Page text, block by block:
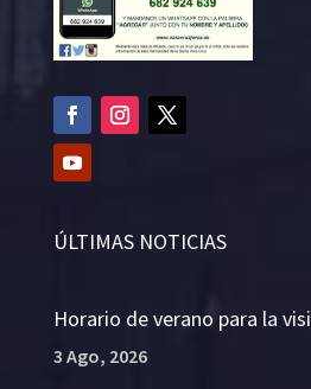
ÚLTIMAS NOTICIAS
Horario de verano para la
3 Ago, 2026